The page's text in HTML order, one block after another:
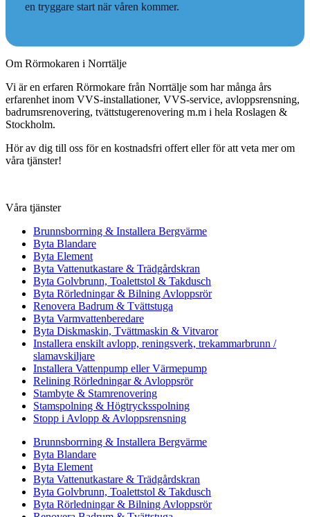
en tryggare start när våren kommer.
Om Rörmokaren i Norrtälje
Vi är en erfaren Rörmokare från Norrtälje som har många års
erfarenhet inom VVS-installationer, VVS-service, avloppsrensning,
badrumsrenovering, tvättstugerenovering m.m i hela Roslagen &
Stockholm.
Hör av dig till oss för en kostnadsfri offert eller för att veta mer om
våra tjänster!
Våra tjänster
Brunnsborrning & Installera Bergvärme
Byta Blandare
Byta Element
Byta Vattenutkastare & Trädgårdskran
Byta Golvbrunn, Toalettstol & Takdusch
Byta Rörledningar & Bilning Avloppsrör
Renovera Badrum & Tvättstuga
Byta Varmvattenberedare
Byta Diskmaskin, Tvättmaskin & Vitvaror
Installera enskilt avlopp, reningsverk, trekammarbrunn /
slamavskiljare
Installera Vattenpump eller Värmepump
Relining Rörledningar & Avloppsrör
Stambyte & Stamrenovering
Stamspolning & Högtrycksspolning
Stopp i Avlopp & Avloppsrensning
Brunnsborrning & Installera Bergvärme
Byta Blandare
Byta Element
Byta Vattenutkastare & Trädgårdskran
Byta Golvbrunn, Toalettstol & Takdusch
Byta Rörledningar & Bilning Avloppsrör